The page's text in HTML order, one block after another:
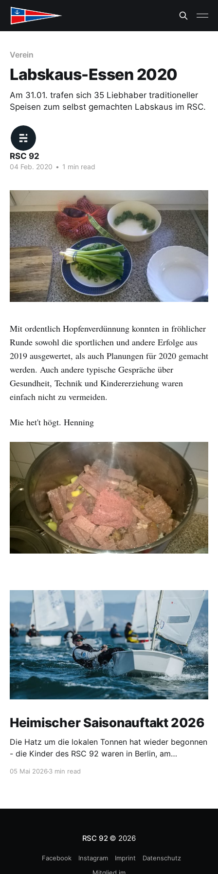
Verein
Labskaus-Essen 2020
Am 31.01. trafen sich 35 Liebhaber traditioneller
Speisen zum selbst gemachten Labskaus im RSC.
RSC 92
04 Feb. 2020 • 1 min read
Mit ordentlich Hopfenverdünnung konnten in fröhlicher
Runde sowohl die sportlichen und andere Erfolge aus
2019 ausgewertet, als auch Planungen für 2020 gemacht
werden. Auch andere typische Gespräche über
Gesundheit, Technik und Kindererziehung waren
einfach nicht zu vermeiden.
Mie het't högt. Henning
Heimischer Saisonauftakt 2026
Die Hatz um die lokalen Tonnen hat wieder begonnen
- die Kinder des RSC 92 waren in Berlin, am
05 Mai 2026 3 min read
RSC 92© 2026
Facebook Instagram Imprint
Datenschutz